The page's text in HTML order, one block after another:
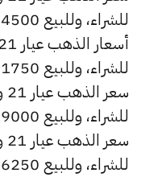
للشراء، وللبيع 374500 جنيه.
للشراء، وللبيع 561750 جنيه.
للشراء، وللبيع 749000 جنيه.
للشراء، وللبيع 936250 جنيه.